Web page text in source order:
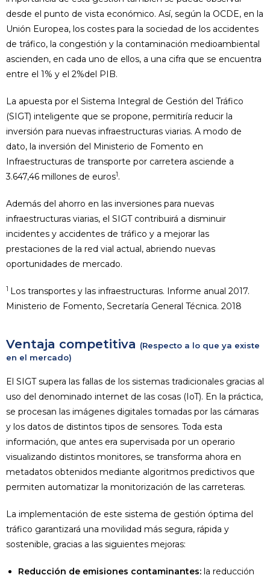
desde el punto de vista económico. Así, según la OCDE, en la
Unión Europea, los costes para la sociedad de los accidentes
de tráfico, la congestión y la contaminación medioambiental
ascienden, en cada uno de ellos, a una cifra que se encuentra
entre el 1% y el 2%del PIB.
La apuesta por el Sistema Integral de Gestión del Tráfico
(SIGT) inteligente que se propone, permitiría reducir la
inversión para nuevas infraestructuras viarias. A modo de
dato, la inversión del Ministerio de Fomento en
Infraestructuras de transporte por carretera asciende a
3.647,46 millones de euros1.
Además del ahorro en las inversiones para nuevas
infraestructuras viarias, el SIGT contribuirá a disminuir
incidentes y accidentes de tráfico y a mejorar las
prestaciones de la red vial actual, abriendo nuevas
oportunidades de mercado.
1 Los transportes y las infraestructuras. Informe anual 2017.
Ministerio de Fomento, Secretaría General Técnica. 2018
Ventaja competitiva (Respecto a lo que ya existe
en el mercado)
El SIGT supera las fallas de los sistemas tradicionales gracias al
uso del denominado internet de las cosas (IoT). En la práctica,
se procesan las imágenes digitales tomadas por las cámaras
y los datos de distintos tipos de sensores. Toda esta
información, que antes era supervisada por un operario
visualizando distintos monitores, se transforma ahora en
metadatos obtenidos mediante algoritmos predictivos que
permiten automatizar la monitorización de las carreteras.
La implementación de este sistema de gestión óptima del
tráfico garantizará una movilidad más segura, rápida y
sostenible, gracias a las siguientes mejoras:
Reducción de emisiones contaminantes: la reducción